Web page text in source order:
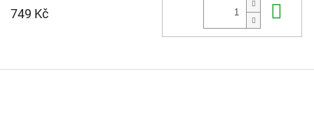
749 Kč